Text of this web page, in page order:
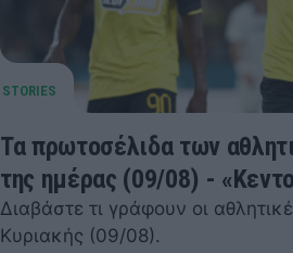
Τα πρωτοσέλιδα των
της ημέρας (09/08) -
Διαβάστε τι γράφουν οι
Κυριακής (09/08).